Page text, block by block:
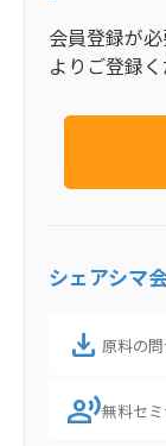
会員登録が
よりご登録く
シェアシマ
download 原料の
record_voice_over無料セミ